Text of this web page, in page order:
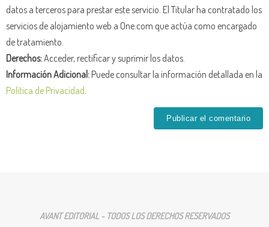
datos a terceros para prestar este servicio. El Titular ha contratado los
servicios de alojamiento web a One.com que actúa como encargado
de tratamiento.
Derechos:Acceder, rectificar y suprimir los datos.
Información Adicional:Puede consultar la información detallada en la
Política de Privacidad
AVANT EDITORIAL - TODOS LOS DERECHOS RESERVADOS